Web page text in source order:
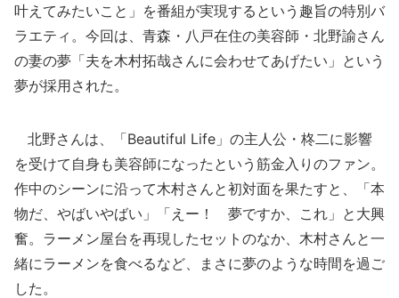
叶えてみたいこと」を番組が実現するという趣旨の特別バ
ラエティ。今回は、青森・八戸在住の美容師・北野諭さん
の妻の夢「夫を木村拓哉さんに会わせてあげたい」という
夢が採用された。
北野さんは、「Beautiful Life」の主人公・柊二に影響
を受けて自身も美容師になったという筋金入りのファン。
作中のシーンに沿って木村さんと初対面を果たすと、「本
物だ、やばいやばい」「えー！ 夢ですか、これ」と大興
奮。ラーメン屋台を再現したセットのなか、木村さんと一
緒にラーメンを食べるなど、まさに夢のような時間を過ご
した。